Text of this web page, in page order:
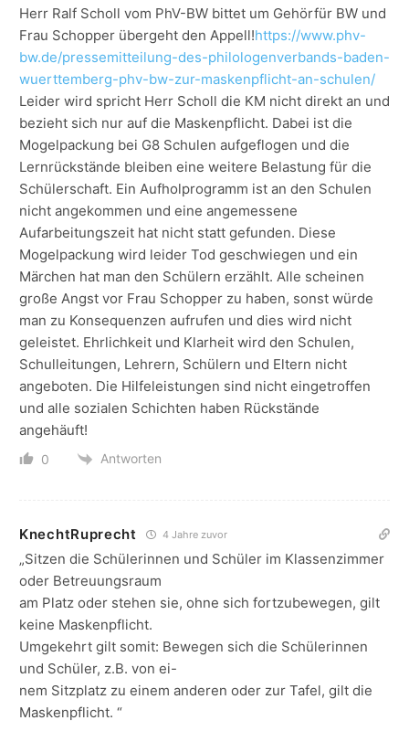
Herr Ralf Scholl vom PhV-BW bittet um Gehörfür BW und
Frau Schopper übergeht den Appell!https://www.phv-
bw.de/pressemitteilung-des-philologenverbands-baden-
wuerttemberg-phv-bw-zur-maskenpflicht-an-schulen/
Leider wird spricht Herr Scholl die KM nicht direkt an und
bezieht sich nur auf die Maskenpflicht. Dabei ist die
Mogelpackung bei G8 Schulen aufgeflogen und die
Lernrückstände bleiben eine weitere Belastung für die
Schülerschaft. Ein Aufholprogramm ist an den Schulen
nicht angekommen und eine angemessene
Aufarbeitungszeit hat nicht statt gefunden. Diese
Mogelpackung wird leider Tod geschwiegen und ein
Märchen hat man den Schülern erzählt. Alle scheinen
große Angst vor Frau Schopper zu haben, sonst würde
man zu Konsequenzen aufrufen und dies wird nicht
geleistet. Ehrlichkeit und Klarheit wird den Schulen,
Schulleitungen, Lehrern, Schülern und Eltern nicht
angeboten. Die Hilfeleistungen sind nicht eingetroffen
und alle sozialen Schichten haben Rückstände
angehäuft!
0 Antworten
KnechtRuprecht 4 Jahre zuvor
„Sitzen die Schülerinnen und Schüler im Klassenzimmer
oder Betreuungsraum
am Platz oder stehen sie, ohne sich fortzubewegen, gilt
keine Maskenpflicht.
Umgekehrt gilt somit: Bewegen sich die Schülerinnen
und Schüler, z.B. von ei-
nem Sitzplatz zu einem anderen oder zur Tafel, gilt die
Maskenpflicht. “